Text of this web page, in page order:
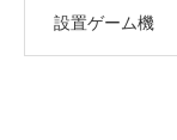
設置ゲーム機